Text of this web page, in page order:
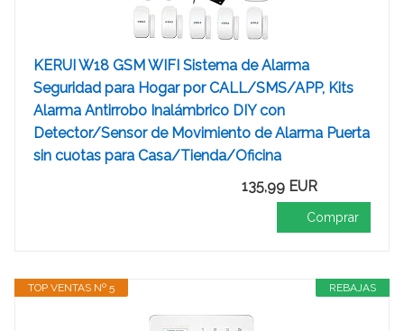
KERUI W18 GSM WIFI Sistema de Alarma
Seguridad para Hogar por CALL/SMS/APP, Kits
Alarma Antirrobo Inalámbrico DIY con
Detector/Sensor de Movimiento de Alarma Puerta
sin cuotas para Casa/Tienda/Oficina
135,99 EUR
Comprar
REBAJAS
TOP VENTAS Nº 5